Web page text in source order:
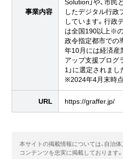
事業内容
Solution」や、市
したデジタル行政
しています。行政
は全国190以上※の
政令指定都市での
年10月には経済産
アップ支援プログ
1」に選定されまし
※2024年4月末時点
URL https://graffer.jp/
本サイトの掲載情報については、自治
コンテンツを忠実に掲載しております。